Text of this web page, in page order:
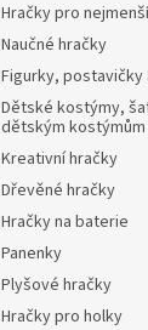
Hračky pro nejmenší
Naučné hračky
Figurky, postavičky
Dětské kostýmy,
dětským kostýmům
Kreativní hračky
Dřevěné hračky
Hračky na baterie
Panenky
Plyšové hračky
Hračky pro holky